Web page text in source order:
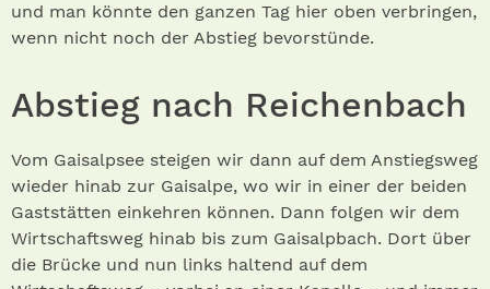
und man könnte den ganzen Tag hier oben verbringen,
wenn nicht noch der Abstieg bevorstünde.
Abstieg nach Reichenbach
Vom Gaisalpsee steigen wir dann auf dem Anstiegsweg
wieder hinab zur Gaisalpe, wo wir in einer der beiden
Gaststätten einkehren können. Dann folgen wir dem
Wirtschaftsweg hinab bis zum Gaisalpbach. Dort über
die Brücke und nun links haltend auf dem